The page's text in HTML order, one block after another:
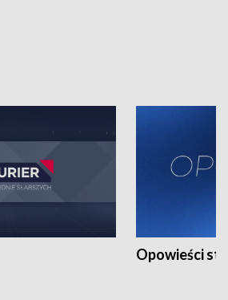
Opowieści